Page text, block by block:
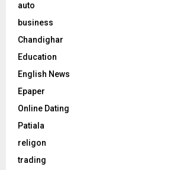
auto
business
Chandighar
Education
English News
Epaper
Online Dating
Patiala
religon
trading